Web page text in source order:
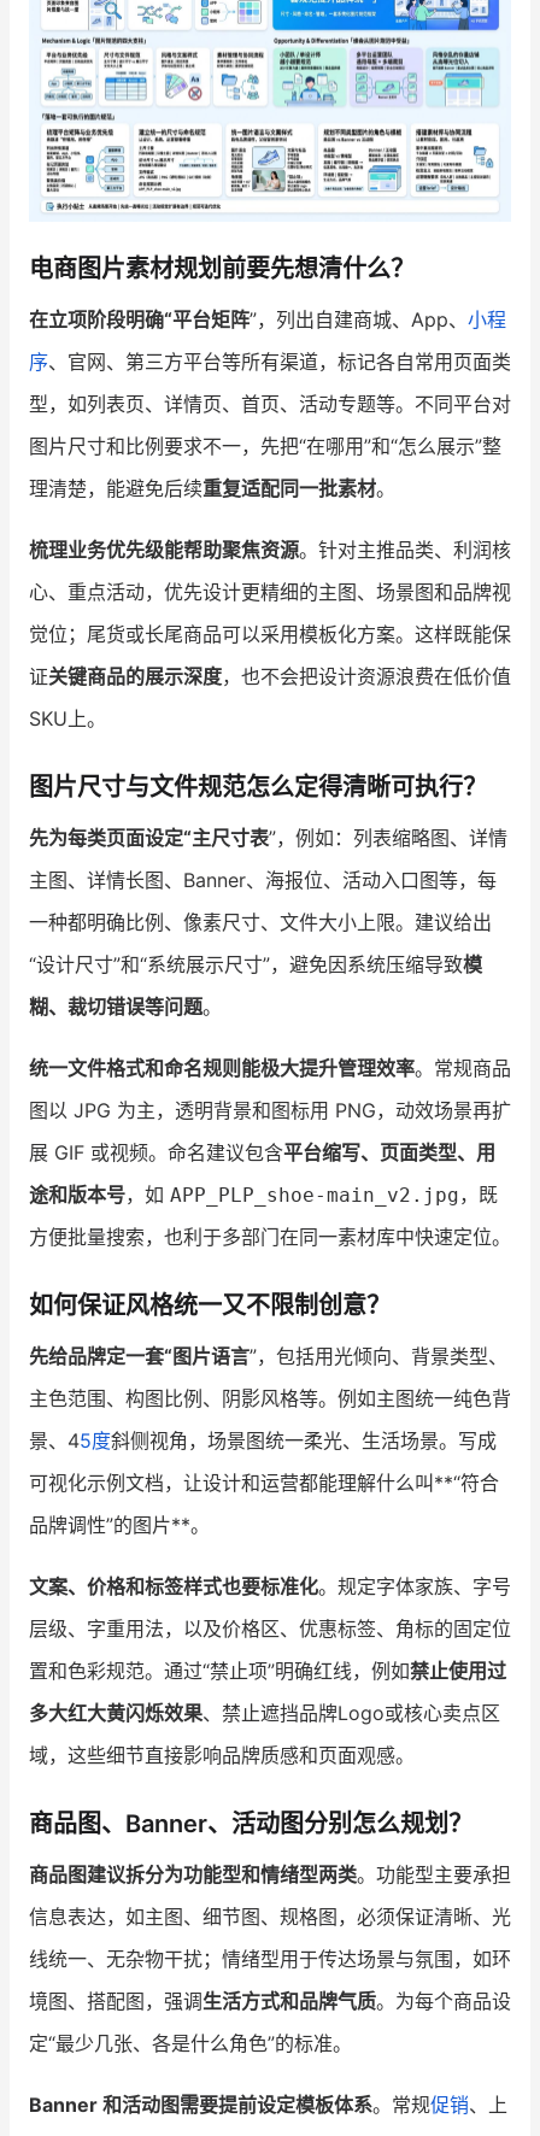
增长俱乐部
增长俱乐部 有赞商盟
商家社区 社群交流
合作共进
入驻有赞 认证代理商
认证服务商 设计服务商
有赞云 数据通服务
电商图片素材规划前要先想清什么？
在立项阶段明确“平台矩阵”，列出自建商城、App、 小程
序、官网、第三方平台等所有渠道，标记各自常用页面类
型，如列表页、详情页、首页、活动专题等。不同平台对
图片尺寸和比例要求不一，先把“在哪用”和“怎么展示”整
理清楚，能避免后续重复适配同一批素材。
梳理业务优先级能帮助聚焦资源。针对主推品类、利润核
心、重点活动，优先设计更精细的主图、场景图和品牌视
觉位；尾货或长尾商品可以采用模板化方案。这样既能保
证关键商品的展示深度，也不会把设计资源浪费在低价值
SKU上。
图片尺寸与文件规范怎么定得清晰可执行？
先为每类页面设定“主尺寸表”，例如：列表缩略图、详情
主图、详情长图、Banner、海报位、活动入口图等，每
一种都明确比例、像素尺寸、文件大小上限。建议给出
“设计尺寸”和“系统展示尺寸”，避免因系统压缩导致模
糊、裁切错误等问题。
统一文件格式和命名规则能极大提升管理效率。常规商品
图以 JPG 为主，透明背景和图标用 PNG，动效场景再扩
展 GIF 或视频。命名建议包含平台缩写、页面类型、用
途和版本号，如 APP_PLP_shoe-main_v2.jpg，既
方便批量搜索，也利于多部门在同一素材库中快速定位。
如何保证风格统一又不限制创意？
先给品牌定一套“图片语言”，包括用光倾向、背景类型、
主色范围、构图比例、阴影风格等。例如主图统一纯色背
景、45度斜侧视角，场景图统一柔光、生活场景。写成
可视化示例文档，让设计和运营都能理解什么叫**“符合
品牌调性”的图片**。
文案、价格和标签样式也要标准化。规定字体家族、字号
层级、字重用法，以及价格区、优惠标签、角标的固定位
置和色彩规范。通过“禁止项”明确红线，例如禁止使用过
多大红大黄闪烁效果、禁止遮挡品牌Logo或核心卖点区
域，这些细节直接影响品牌质感和页面观感。
商品图、Banner、活动图分别怎么规划？
商品图建议拆分为功能型和情绪型两类。功能型主要承担
信息表达，如主图、细节图、规格图，必须保证清晰、光
线统一、无杂物干扰；情绪型用于传达场景与氛围，如环
境图、搭配图，强调生活方式和品牌气质。为每个商品设
定“最少几张、各是什么角色”的标准。
Banner 和活动图需要提前设定模板体系。常规促销、上